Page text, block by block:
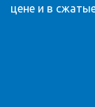
цене и в